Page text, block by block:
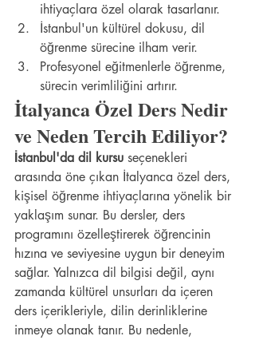
ihtiyaçlara özel olarak tasarlanır.
İstanbul'un kültürel dokusu, dil
öğrenme sürecine ilham verir.
Profesyonel eğitmenlerle öğrenme,
sürecin verimliliğini artırır.
İtalyanca Özel Ders Nedir
ve Neden Tercih Ediliyor?
İstanbul'da dil kursu seçenekleri
arasında öne çıkan İtalyanca özel ders,
kişisel öğrenme ihtiyaçlarına yönelik bir
yaklaşım sunar. Bu dersler, ders
programını özelleştirerek öğrencinin
hızına ve seviyesine uygun bir deneyim
sağlar. Yalnızca dil bilgisi değil, aynı
zamanda kültürel unsurları da içeren
ders içerikleriyle, dilin derinliklerine
inmeye olanak tanır. Bu nedenle,